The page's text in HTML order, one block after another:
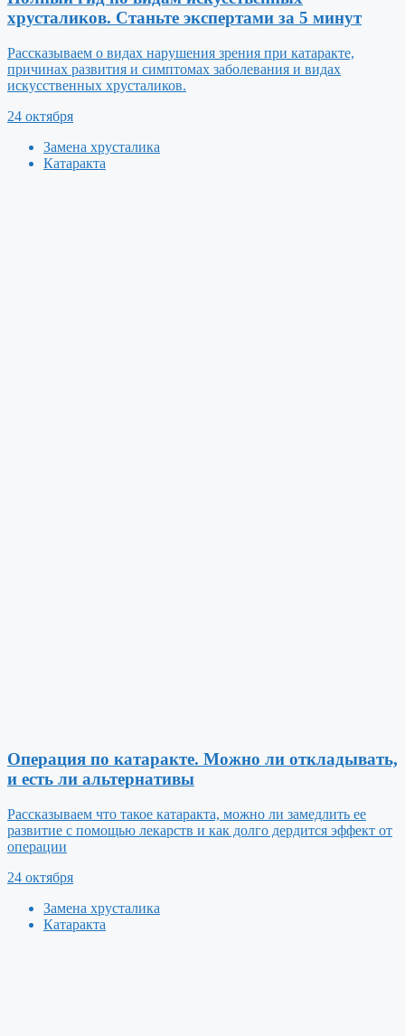
хрусталиков. Станьте экспертами за 5 минут
Рассказываем о видах нарушения зрения при катаракте,
причинах развития и симптомах заболевания и видах
искусственных хрусталиков.
24 октября
Замена хрусталика
Катаракта
Операция по катаракте. Можно ли откладывать,
и есть ли альтернативы
Рассказываем что такое катаракта, можно ли замедлить ее
развитие с помощью лекарств и как долго дердится эффект от
операции
24 октября
Замена хрусталика
Катаракта